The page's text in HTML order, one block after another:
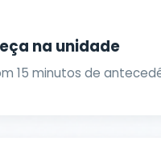
na unidade
15 minutos de